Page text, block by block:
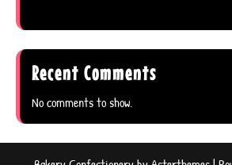
Recent Comments
No comments to show.